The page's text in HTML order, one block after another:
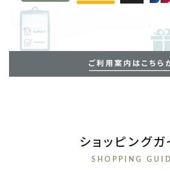
ショッピングガ
SHOPPING